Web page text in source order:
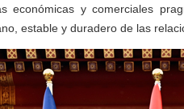
económicas y comerciales
estable y duradero de las